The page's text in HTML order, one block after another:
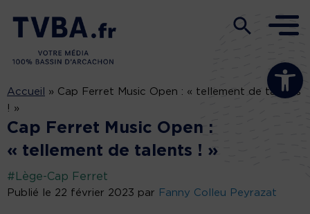
Ouvrir la
Accueil » Cap Ferret Music Open : « tellement de talents
! »
Cap Ferret Music Open :
« tellement de talents ! »
#Lège-Cap Ferret
Publié le 22 février 2023 par Fanny Colleu Peyrazat